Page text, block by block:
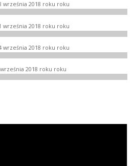
września 2018 roku roku
września 2018 roku roku
września 2018 roku roku
2018 roku roku